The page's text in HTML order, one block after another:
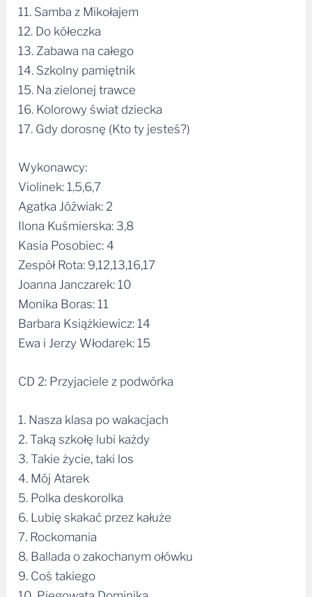
11. Samba z Mikołajem
12. Do kółeczka
13. Zabawa na całego
14. Szkolny pamiętnik
15. Na zielonej trawce
16. Kolorowy świat dziecka
17. Gdy dorosnę (Kto ty jesteś?)
Wykonawcy:
Violinek: 1,5,6,7
Agatka Jóźwiak: 2
Ilona Kuśmierska: 3,8
Kasia Posobiec: 4
Zespół Rota: 9,12,13,16,17
Joanna Janczarek: 10
Monika Boras: 11
Barbara Książkiewicz: 14
Ewa i Jerzy Włodarek: 15
CD 2: Przyjaciele z podwórka
1. Nasza klasa po wakacjach
2. Taką szkołę lubi każdy
3. Takie życie, taki los
4. Mój Atarek
5. Polka deskorolka
6. Lubię skakać przez kałuże
7. Rockomania
8. Ballada o zakochanym ołówku
9. Coś takiego